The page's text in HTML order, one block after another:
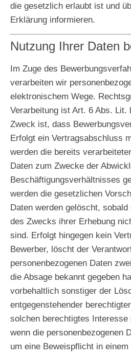
die gesetzlich erlaubt ist und
Erklärung informieren.
Nutzung Ihrer Daten
Im Zuge des
verarbeiten wir
elektronischem Wege.
Verarbeitung ist Art. 6 Abs. Lit.
Zweck ist, dass
Erfolgt ein Vertragsabschluss
werden die bereits
Daten zum Zwecke der
Beschäftigungsverhältnisses
werden die gesetzlichen
Daten werden gelöscht,
des Zwecks ihrer Erhebung
sind. Erfolgt hingegen kein
Bewerber, löscht der
personenbezogenen Daten
die Absage bekannt gegeben
vorbehaltlich sonstiger der
entgegenstehender
solchen berechtigtes Interesse
wenn die personenbezogenen
um eine Beweispflicht in